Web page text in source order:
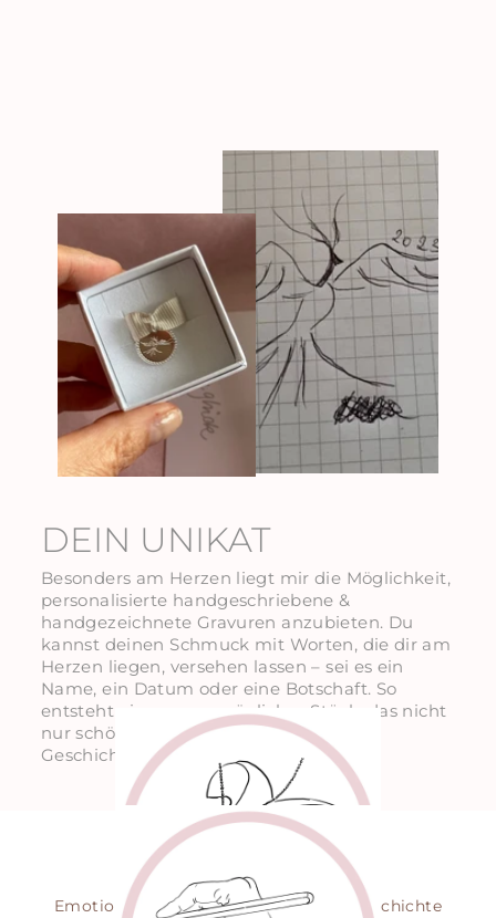
DEIN UNIKAT
Besonders am Herzen liegt mir die Möglichkeit,
personalisierte handgeschriebene &
handgezeichnete Gravuren anzubieten. Du
kannst deinen Schmuck mit Worten, die dir am
Herzen liegen, versehen lassen – sei es ein
Name, ein Datum oder eine Botschaft. So
entsteht ein ganz persönliches Stück, das nicht
nur schön aussieht, sondern auch eine
Geschichte erzählt.
EINZIGARTIG
Emotionsschmuck mit persönlicher Geschichte